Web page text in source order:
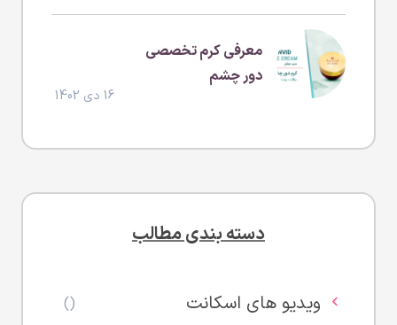
معرفی کرم تخصصی
دور چشم
16 دی 1402
دسته بندی مطالب
ویدیو های اسکانت ()